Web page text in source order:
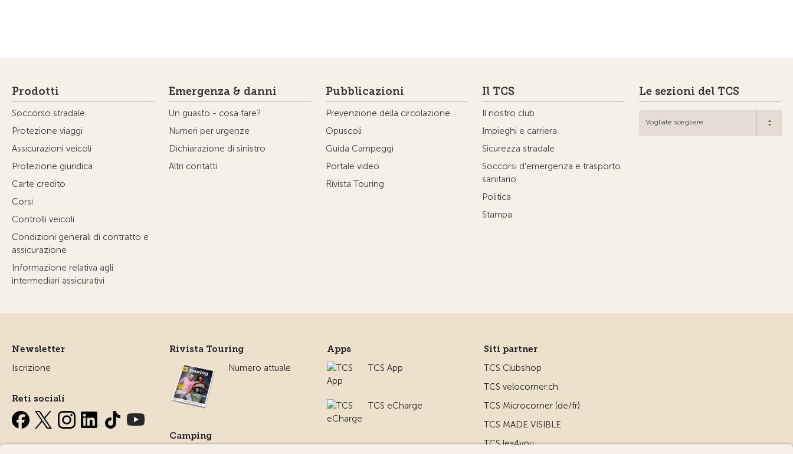
Prodotti
Soccorso stradale
Protezione viaggi
Assicurazioni veicoli
Protezione giuridica
Carte credito
Corsi
Controlli veicoli
Condizioni generali di contratto e
assicurazione
Informazione relativa agli
intermediari assicurativi
Emergenza & danni
Un guasto - cosa fare?
Numeri per urgenze
Dichiarazione di sinistro
Altri contatti
Pubblicazioni
Prevenzione della circolazione
Opuscoli
Guida Campeggi
Portale video
Rivista Touring
Il TCS
Il nostro club
Impieghi e carriera
Sicurezza stradale
Soccorsi d'emergenza e trasporto
sanitario
Politica
Stampa
Le sezioni del TCS
Vogliate scegliere
Newsletter
Iscrizione
Reti sociali
Rivista Touring
Numero attuale
Camping
Apps
TCS App
TCS eCharge
Siti partner
TCS Clubshop
TCS velocorner.ch
TCS Microcorner (de/fr)
TCS MADE VISIBLE
TCS lex4you